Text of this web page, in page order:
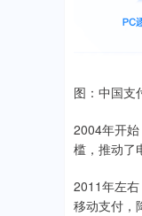
图：中国支
2004年开
槛，推动了
2011年左
移动支付，